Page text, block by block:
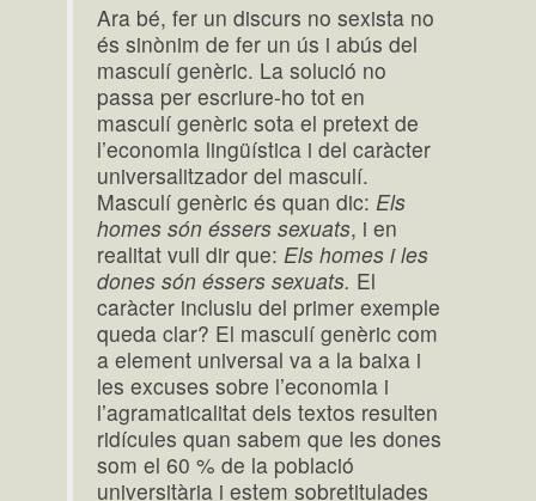
Ara bé, fer un discurs no sexista no
és sinònim de fer un ús i abús del
masculí genèric. La solució no
passa per escriure-ho tot en
masculí genèric sota el pretext de
l’economia lingüística i del caràcter
universalitzador del masculí.
Masculí genèric és quan dic: Els
homes són éssers sexuats, i en
realitat vull dir que: Els homes i les
dones són éssers sexuats. El
caràcter inclusiu del primer exemple
queda clar? El masculí genèric com
a element universal va a la baixa i
les excuses sobre l’economia i
l’agramaticalitat dels textos resulten
ridícules quan sabem que les dones
som el 60 % de la població
universitària i estem sobretitulades